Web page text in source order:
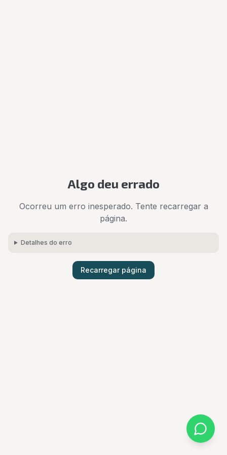
Algo deu errado
Ocorreu um erro inesperado. Tente recarregar a
página.
Detalhes do erro
Recarregar página